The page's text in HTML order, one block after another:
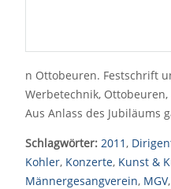
n Ottobeuren. Festschrift
Werbetechnik, Ottobeuren,
Aus Anlass des Jubiläums
Schlagwörter: 2011,
Kohler, Konzerte, Kunst &
Männergesangverein, MGV,